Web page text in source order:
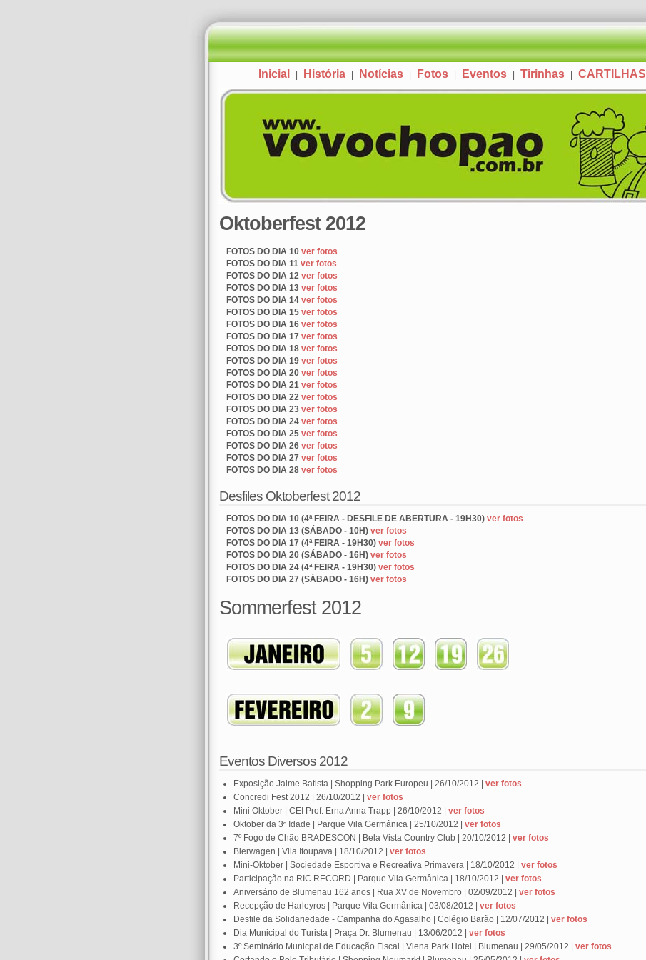
Inicial História Notícias Fotos Eventos Tirinhas CARTILHAS
Oktoberfest 2012
FOTOS DO DIA 10 ver fotos
FOTOS DO DIA 11 ver fotos
FOTOS DO DIA 12 ver fotos
FOTOS DO DIA 13 ver fotos
FOTOS DO DIA 14 ver fotos
FOTOS DO DIA 15 ver fotos
FOTOS DO DIA 16 ver fotos
FOTOS DO DIA 17 ver fotos
FOTOS DO DIA 18 ver fotos
FOTOS DO DIA 19 ver fotos
FOTOS DO DIA 20 ver fotos
FOTOS DO DIA 21 ver fotos
FOTOS DO DIA 22 ver fotos
FOTOS DO DIA 23 ver fotos
FOTOS DO DIA 24 ver fotos
FOTOS DO DIA 25 ver fotos
FOTOS DO DIA 26 ver fotos
FOTOS DO DIA 27 ver fotos
FOTOS DO DIA 28 ver fotos
Desfiles Oktoberfest 2012
FOTOS DO DIA 10 (4ª FEIRA - DESFILE DE ABERTURA - 19H30) ver fotos
FOTOS DO DIA 13 (SÁBADO - 10H) ver fotos
FOTOS DO DIA 17 (4ª FEIRA - 19H30) ver fotos
FOTOS DO DIA 20 (SÁBADO - 16H) ver fotos
FOTOS DO DIA 24 (4ª FEIRA - 19H30) ver fotos
FOTOS DO DIA 27 (SÁBADO - 16H) ver fotos
Sommerfest 2012
Eventos Diversos 2012
Exposição Jaime Batista | Shopping Park Europeu | 26/10/2012 | ver fotos
Concredi Fest 2012 | 26/10/2012 | ver fotos
Mini Oktober | CEI Prof. Erna Anna Trapp | 26/10/2012 | ver fotos
Oktober da 3ª Idade | Parque Vila Germânica | 25/10/2012 | ver fotos
7º Fogo de Chão BRADESCON | Bela Vista Country Club | 20/10/2012 | ver fotos
Bierwagen | Vila Itoupava | 18/10/2012 | ver fotos
Mini-Oktober | Sociedade Esportiva e Recreativa Primavera | 18/10/2012 | ver fotos
Participação na RIC RECORD | Parque Vila Germânica | 18/10/2012 | ver fotos
Aniversário de Blumenau 162 anos | Rua XV de Novembro | 02/09/2012 | ver fotos
Recepção de Harleyros | Parque Vila Germânica | 03/08/2012 | ver fotos
Desfile da Solidariedade - Campanha do Agasalho | Colégio Barão | 12/07/2012 |
ver fotos
Dia Municipal do Turista | Praça Dr. Blumenau | 13/06/2012 |
ver fotos
3º Seminário Municpal de Educação Fiscal | Viena Park Hotel | Blumenau | 29/05/2012 | ver fotos